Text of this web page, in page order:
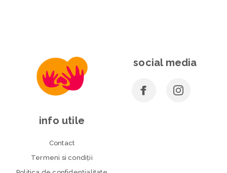
social media
info utile
Contact
Termeni si condiţii